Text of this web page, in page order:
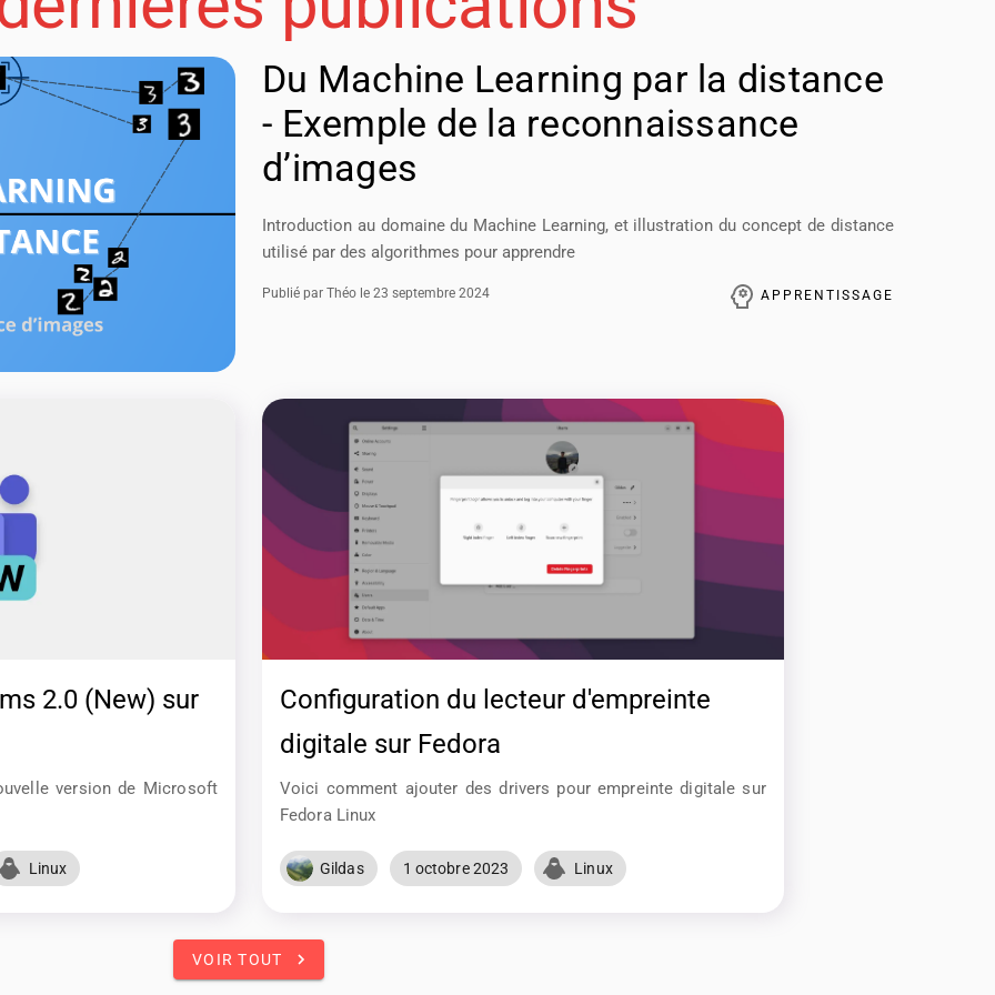
Du Machine Learning par la distance
- Exemple de la reconnaissance
d’images
Introduction au domaine du Machine Learning, et illustration du concept de distance
utilisé par des algorithmes pour apprendre
Publié par Théo le 23 septembre 2024 APPRENTISSAGE
2.0 (New) sur
version de Microsoft
Linux
Configuration du lecteur d'empreinte
digitale sur Fedora
Voici comment ajouter des drivers pour empreinte digitale sur
Fedora Linux
Gildas 1 octobre 2023 Linux
VOIR TOUT